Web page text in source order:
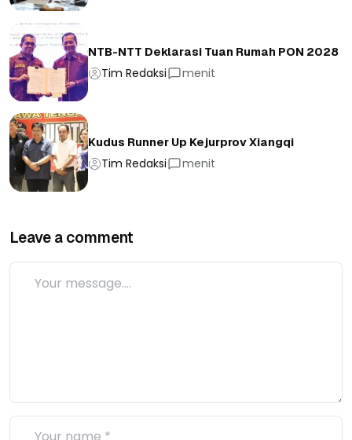
NTB-NTT Deklarasi Tuan Rumah PON 2028
Tim Redaksi menit
Kudus Runner Up Kejurprov Xiangqi
Tim Redaksi menit
Leave a comment